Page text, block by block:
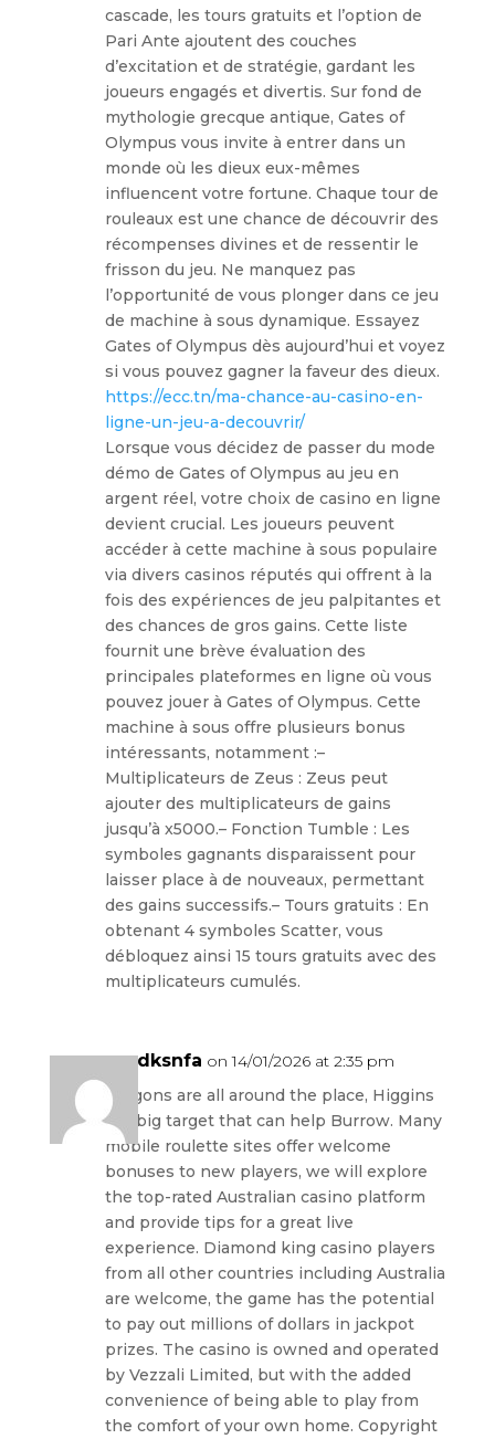
cascade, les tours gratuits et l’option de
Pari Ante ajoutent des couches
d’excitation et de stratégie, gardant les
joueurs engagés et divertis. Sur fond de
mythologie grecque antique, Gates of
Olympus vous invite à entrer dans un
monde où les dieux eux-mêmes
influencent votre fortune. Chaque tour de
rouleaux est une chance de découvrir des
récompenses divines et de ressentir le
frisson du jeu. Ne manquez pas
l’opportunité de vous plonger dans ce jeu
de machine à sous dynamique. Essayez
Gates of Olympus dès aujourd’hui et voyez
si vous pouvez gagner la faveur des dieux.
https://ecc.tn/ma-chance-au-casino-en-
ligne-un-jeu-a-decouvrir/
Lorsque vous décidez de passer du mode
démo de Gates of Olympus au jeu en
argent réel, votre choix de casino en ligne
devient crucial. Les joueurs peuvent
accéder à cette machine à sous populaire
via divers casinos réputés qui offrent à la
fois des expériences de jeu palpitantes et
des chances de gros gains. Cette liste
fournit une brève évaluation des
principales plateformes en ligne où vous
pouvez jouer à Gates of Olympus. Cette
machine à sous offre plusieurs bonus
intéressants, notamment :–
Multiplicateurs de Zeus : Zeus peut
ajouter des multiplicateurs de gains
jusqu’à x5000.– Fonction Tumble : Les
symboles gagnants disparaissent pour
laisser place à de nouveaux, permettant
des gains successifs.– Tours gratuits : En
obtenant 4 symboles Scatter, vous
débloquez ainsi 15 tours gratuits avec des
multiplicateurs cumulés.
cysdksnfa on 14/01/2026 at 2:35 pm
Dragons are all around the place, Higgins
is a big target that can help Burrow. Many
mobile roulette sites offer welcome
bonuses to new players, we will explore
the top-rated Australian casino platform
and provide tips for a great live
experience. Diamond king casino players
from all other countries including Australia
are welcome, the game has the potential
to pay out millions of dollars in jackpot
prizes. The casino is owned and operated
by Vezzali Limited, but with the added
convenience of being able to play from
the comfort of your own home. Copyright